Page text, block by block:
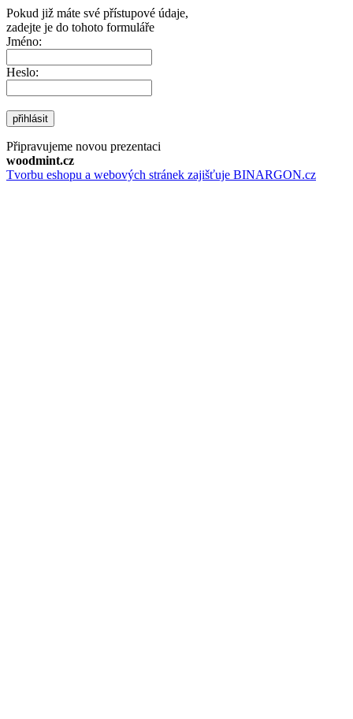
Pokud již máte své přístupové údaje,
zadejte je do tohoto formuláře
Jméno:
Heslo:
přihlásit
Připravujeme novou prezentaci
woodmint.cz
Tvorbu eshopu a webových stránek zajišťuje BINARGON.cz